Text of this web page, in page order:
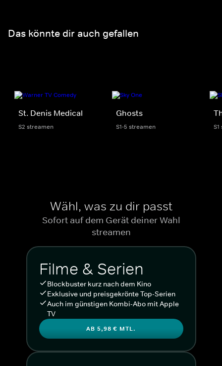
Das könnte dir auch gefallen
St. Denis Medical
S2 streamen
Ghosts
S1-5 streamen
Wähl, was zu dir passt
Sofort auf dem Gerät deiner Wahl
streamen
Filme & Serien
Blockbuster kurz nach dem Kino
Exklusive und preisgekrönte Top-Serien
Auch im günstigen Kombi-Abo mit Apple
TV
AB 5,98 € MTL.